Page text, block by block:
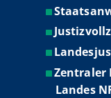
Zentraler
Landes